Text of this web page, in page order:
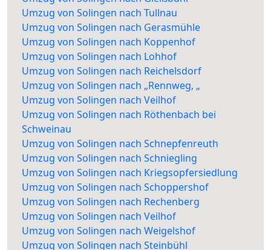
Umzug von Solingen nach Tullnau
Umzug von Solingen nach Gerasmühle
Umzug von Solingen nach Koppenhof
Umzug von Solingen nach Lohhof
Umzug von Solingen nach Reichelsdorf
Umzug von Solingen nach „Rennweg, „
Umzug von Solingen nach Veilhof
Umzug von Solingen nach Röthenbach bei
Schweinau
Umzug von Solingen nach Schnepfenreuth
Umzug von Solingen nach Schniegling
Umzug von Solingen nach Kriegsopfersiedlung
Umzug von Solingen nach Schoppershof
Umzug von Solingen nach Rechenberg
Umzug von Solingen nach Veilhof
Umzug von Solingen nach Weigelshof
Umzug von Solingen nach Steinbühl